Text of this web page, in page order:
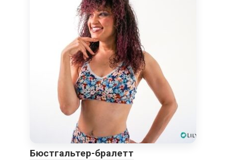
Бюстгальтер-бралетт